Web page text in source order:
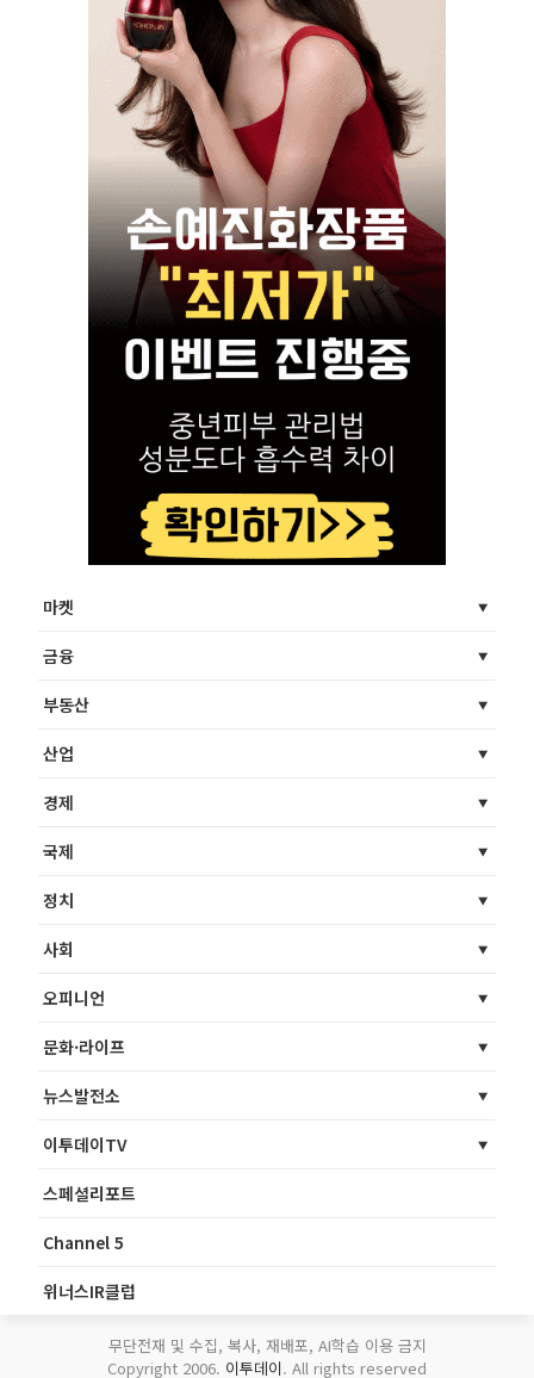
마켓
금융
부동산
산업
경제
국제
정치
사회
오피니언
문화·라이프
뉴스발전소
이투데이TV
스페셜리포트
Channel 5
위너스IR클럽
무단전재 및 수집, 복사, 재배포, AI학습 이용 금지
Copyright 2006. 이투데이. All rights reserved